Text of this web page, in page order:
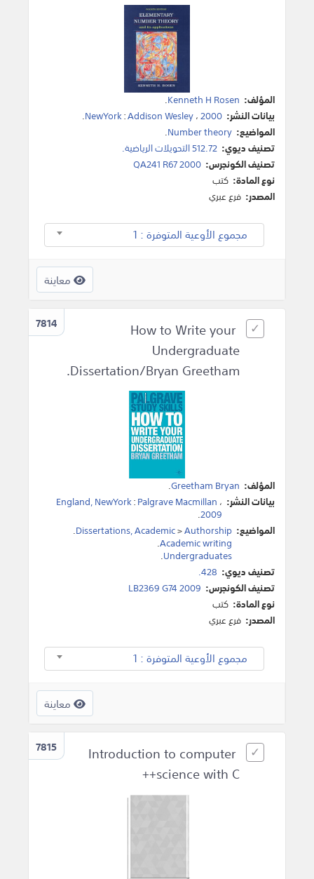
المؤلف: Kenneth H Rosen
.
بيانات النشر:
NewYork:Addison Wesley،2000
.
المواضيع: Number theory
.
تصنيف ديوي: 512.72 التحويلات الرياضية.
تصنيف الكونجرس: QA241 R67 2000
نوع المادة: كتب
المصدر: فرع عبري
مجموع الأوعية المتوفرة : 1
معاينة
7814
How to Write your
Undergraduate
Dissertation/Bryan Greetham.
المؤلف: Greetham Bryan
.
بيانات النشر:
England, NewYork:Palgrave Macmillan ،
2009
.
المواضيع:
Dissertations, Academic>Authorship
.
Academic writing
.
Undergraduates
.
تصنيف ديوي: 428.
تصنيف الكونجرس: LB2369 G74 2009
نوع المادة: كتب
المصدر: فرع عبري
مجموع الأوعية المتوفرة : 1
معاينة
7815
Introduction to computer
science with C++